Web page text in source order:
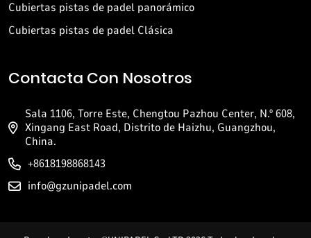
Cubiertas pistas de padel panorámico
Cubiertas pistas de padel Clásica
Contacta Con Nosotros
Sala 1106, Torre Este, Chengtou Pazhou Center, N.º 608,
Xingang East Road, Distrito de Haizhu, Guangzhou,
China.
+8618198868143
info@gzunipadel.com